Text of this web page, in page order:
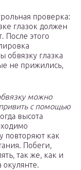
проверка:
глазок должен
После этого
обвязку глазка
не прижились,
можно
с помощью
высота
повторяют как
Побеги,
так же, как и